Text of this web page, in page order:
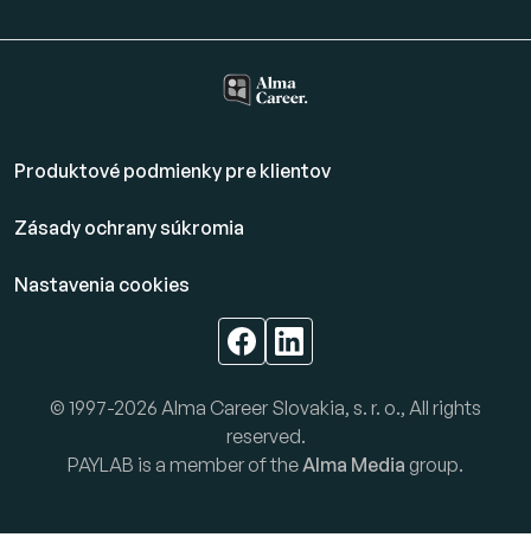
Produktové podmienky pre klientov
Zásady ochrany súkromia
Nastavenia cookies
© 1997-2026 Alma Career Slovakia, s. r. o., All rights
reserved.
PAYLAB is a member of theAlma Media group.